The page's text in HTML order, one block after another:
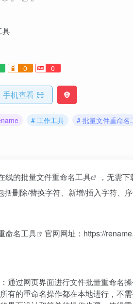
具
0 0
手机查看
# 工作工具 # 批量文件重命名
线的批量文件重命名工具
，无需
括删除/替换字符、新增/插入字符、
命名工具 官网网址：https://
通过网页界面进行文件批量重命名操
有的重命名操作都在本地进行，不